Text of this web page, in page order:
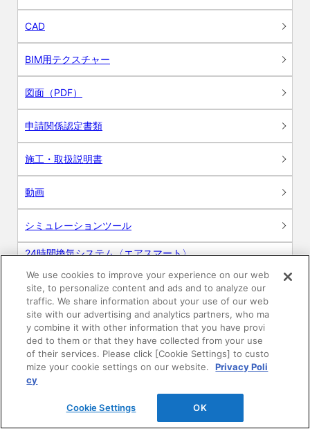
CAD
BIM用テクスチャー
図面（PDF）
申請関係認定書類
施工・取扱説明書
動画
シミュレーションツール
24時間換気システム〈エアスマート〉
R&Dセンター環境測定・分析サービス
商品マスター申し込み
We use cookies to improve your experience on our web
site, to personalize content and ads and to analyze our
traffic. We share information about your use of our web
site with our advertising and analytics partners, who ma
y combine it with other information that you have provi
ded to them or that they have collected from your use
of their services. Please click [Cookie Settings] to custo
mize your cookie settings on our website.
Privacy Poli
cy
Cookie Settings OK